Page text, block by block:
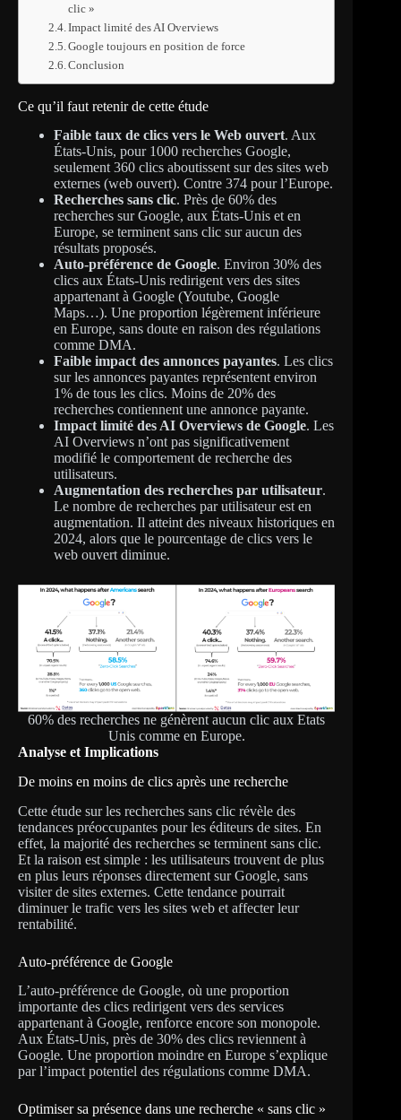
clic »
Impact limité des AI Overviews
Google toujours en position de force
Conclusion
Ce qu’il faut retenir de cette étude
Faible taux de clics vers le Web ouvert. Aux
États-Unis, pour 1000 recherches Google,
seulement 360 clics aboutissent sur des sites web
externes (web ouvert). Contre 374 pour l’Europe.
Recherches sans clic. Près de 60% des
recherches sur Google, aux États-Unis et en
Europe, se terminent sans clic sur aucun des
résultats proposés.
Auto-préférence de Google. Environ 30% des
clics aux États-Unis redirigent vers des sites
appartenant à Google (Youtube, Google
Maps…). Une proportion légèrement inférieure
en Europe, sans doute en raison des régulations
comme DMA.
Faible impact des annonces payantes. Les clics
sur les annonces payantes représentent environ
1% de tous les clics. Moins de 20% des
recherches contiennent une annonce payante.
Impact limité des AI Overviews de Google. Les
AI Overviews n’ont pas significativement
modifié le comportement de recherche des
utilisateurs.
Augmentation des recherches par utilisateur.
Le nombre de recherches par utilisateur est en
augmentation. Il atteint des niveaux historiques en
2024, alors que le pourcentage de clics vers le
web ouvert diminue.
60% des recherches ne génèrent aucun clic aux Etats
Unis comme en Europe.
Analyse et Implications
De moins en moins de clics après une recherche
Cette étude sur les recherches sans clic révèle des
tendances préoccupantes pour les éditeurs de sites. En
effet, la majorité des recherches se terminent sans clic.
Et la raison est simple : les utilisateurs trouvent de plus
en plus leurs réponses directement sur Google, sans
visiter de sites externes. Cette tendance pourrait
diminuer le trafic vers les sites web et affecter leur
rentabilité.
Auto-préférence de Google
L’auto-préférence de Google, où une proportion
importante des clics redirigent vers des services
appartenant à Google, renforce encore son monopole.
Aux États-Unis, près de 30% des clics reviennent à
Google. Une proportion moindre en Europe s’explique
par l’impact potentiel des régulations comme DMA.
Optimiser sa présence dans une recherche « sans clic »